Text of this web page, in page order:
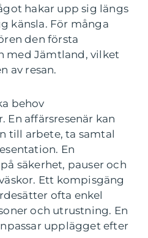
hakar upp sig längs
känsla. För många
den första
med Jämtland, vilket
av resan.
behov
En affärsresenär kan
till arbete, ta samtal
En
säkerhet, pauser och
Ett kompisgäng
ofta enkel
och utrustning. En
upplägget efter